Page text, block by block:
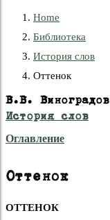
Home
Библиотека
История слов
Оттенок
В.В. Виноградов
История слов
Оглавление
Оттенок
ОТТЕНОК